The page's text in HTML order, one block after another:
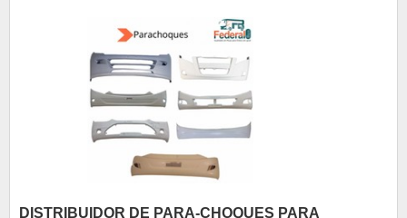
crédito, boleto e mais.Conhecida por ser ágil e ter
fornecedores confiáveis, unida a uma equipe
treinada para atender com agilidade e qualidade
na embalagem dos produtos, além de prestar um
pós-venda facilitado, a empresa garante o
sucesso dos clientes de ponta a ponta..
elétricos, químicos, lâmpadas, pneumáticos,
fibras, retrovisores, etc.Levando em consideração
os benefícios assegurados pela qualidade dos
acessórios, é comum que a aquisição seja feita
por empresas que possuam veículos urbanos,
rodoviários e de fretamento. Também vale
ressaltar que o produto é muito requisitado por
conta de seus vários benefícios, como por
Materiais originais; Variedade; Preço justo. Por
DISTRIBUIDOR DE PARA-CHOQUES PARA